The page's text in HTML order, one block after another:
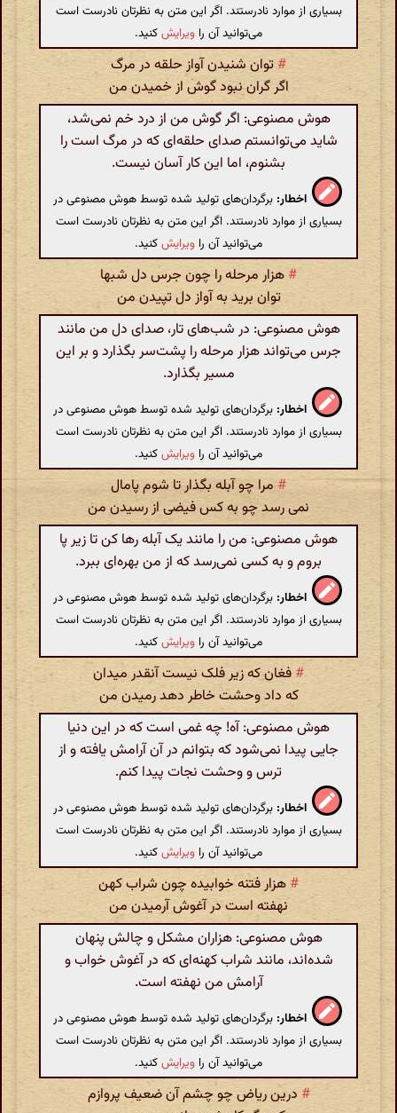
بسیاری از موارد نادرستند. اگر این متن به نظرتان نادرست است
می‌توانید آن را ویرایشکنید.
#توان شنیدن آواز حلقه در مرگ
اگر گران نبود گوش از خمیدن من
هوش مصنوعی: اگر گوش من از درد خم نمی‌شد،
شاید می‌توانستم صدای حلقه‌ای که در مرگ است را
بشنوم، اما این کار آسان نیست.
اخطار: برگردان‌های تولید شده توسط هوش مصنوعی در
بسیاری از موارد نادرستند. اگر این متن به نظرتان نادرست است
می‌توانید آن را ویرایشکنید.
# هزار مرحله را چون جرس دل شبها
توان برید به آواز دل تپیدن من
هوش مصنوعی: در شب‌های تار، صدای دل من مانند
جرس می‌تواند هزار مرحله را پشت‌سر بگذارد و بر این
مسیر بگذارد.
اخطار: برگردان‌های تولید شده توسط هوش مصنوعی در
بسیاری از موارد نادرستند. اگر این متن به نظرتان نادرست است
می‌توانید آن را ویرایشکنید.
# مرا چو آبله بگذار تا شوم پامال
نمی رسد چو به کس فیضی از رسیدن من
هوش مصنوعی: من را مانند یک آبله رها کن تا زیر پا
بروم و به کسی نمی‌رسد که از من بهره‌ای ببرد.
اخطار: برگردان‌های تولید شده توسط هوش مصنوعی در
بسیاری از موارد نادرستند. اگر این متن به نظرتان نادرست است
می‌توانید آن را ویرایشکنید.
# فغان که زیر فلک نیست آنقدر میدان
که داد وحشت خاطر دهد رمیدن من
هوش مصنوعی: آه! چه غمی است که در این دنیا
جایی پیدا نمی‌شود که بتوانم در آن آرامش یافته و از
ترس و وحشت نجات پیدا کنم.
اخطار: برگردان‌های تولید شده توسط هوش مصنوعی در
بسیاری از موارد نادرستند. اگر این متن به نظرتان نادرست است
می‌توانید آن را ویرایشکنید.
# هزار فتنه خوابیده چون شراب کهن
نهفته است در آغوش آرمیدن من
هوش مصنوعی: هزاران مشکل و چالش پنهان
شده‌اند، مانند شراب کهنه‌ای که در آغوش خواب و
آرامش من نهفته است.
اخطار: برگردان‌های تولید شده توسط هوش مصنوعی در
بسیاری از موارد نادرستند. اگر این متن به نظرتان نادرست است
می‌توانید آن را ویرایشکنید.
# درین ریاض چو چشم آن ضعیف پروازم